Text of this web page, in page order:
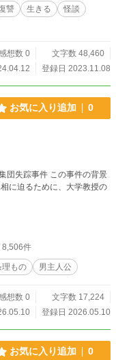
讐 生きる
怪談
想数 0
文字数 48,460
登録日 2023.11.08
お気に入り追加 0
団失踪事件 この事件の背景
に迫るために、大学教授の
8,506件
理もの 男主人公
想数 0
文字数 17,224
登録日 2026.05.10
お気に入り追加 0